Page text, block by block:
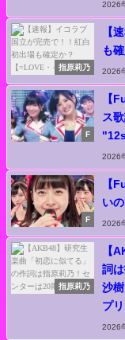
2026
指原莉乃
【
も
2026
F
【
ス
2026
F
【
い
2026
指原莉乃
【
詞
沙
プリ
2026